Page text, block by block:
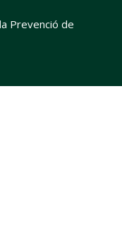
Prevenció de